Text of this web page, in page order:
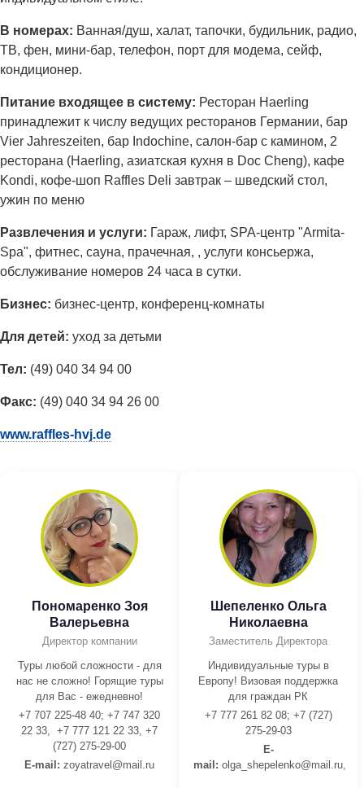
В номерах: Ванная/душ, халат, тапочки, будильник, радио,
ТВ, фен, мини-бар, телефон, порт для модема, сейф,
кондиционер.
Питание входящее в систему: Ресторан Haerling
принадлежит к числу ведущих ресторанов Германии, бар
Vier Jahreszeiten, бар Indochine, салон-бар с камином, 2
ресторана (Haerling, азиатская кухня в Doc Cheng), кафе
Kondi, кофе-шоп Raffles Deli завтрак – шведский стол,
ужин по меню
Развлечения и услуги: Гараж, лифт, SPA-центр "Armita-
Spa", фитнес, сауна, прачечная, , услуги консьержа,
обслуживание номеров 24 часа в сутки.
Бизнес: бизнес-центр, конференц-комнаты
Для детей: уход за детьми
Тел: (49) 040 34 94 00
Факс: (49) 040 34 94 26 00
www.raffles-hvj.de
Пономаренко Зоя
Валерьевна
Директор компании
Туры любой сложности - для
нас не сложно! Горящие туры
для Вас - ежедневно!
+7 707 225-48 40; +7 747 320
22 33, +7 777 121 22 33, +7
(727) 275-29-00
E-mail: zoyatravel@mail.ru
Шепеленко Ольга
Николаевна
Заместитель Директора
Индивидуальные туры в
Европу! Визовая поддержка
для граждан РК
+7 777 261 82 08; +7 (727)
275-29-03
E-
mail: olga_shepelenko@mail.ru,